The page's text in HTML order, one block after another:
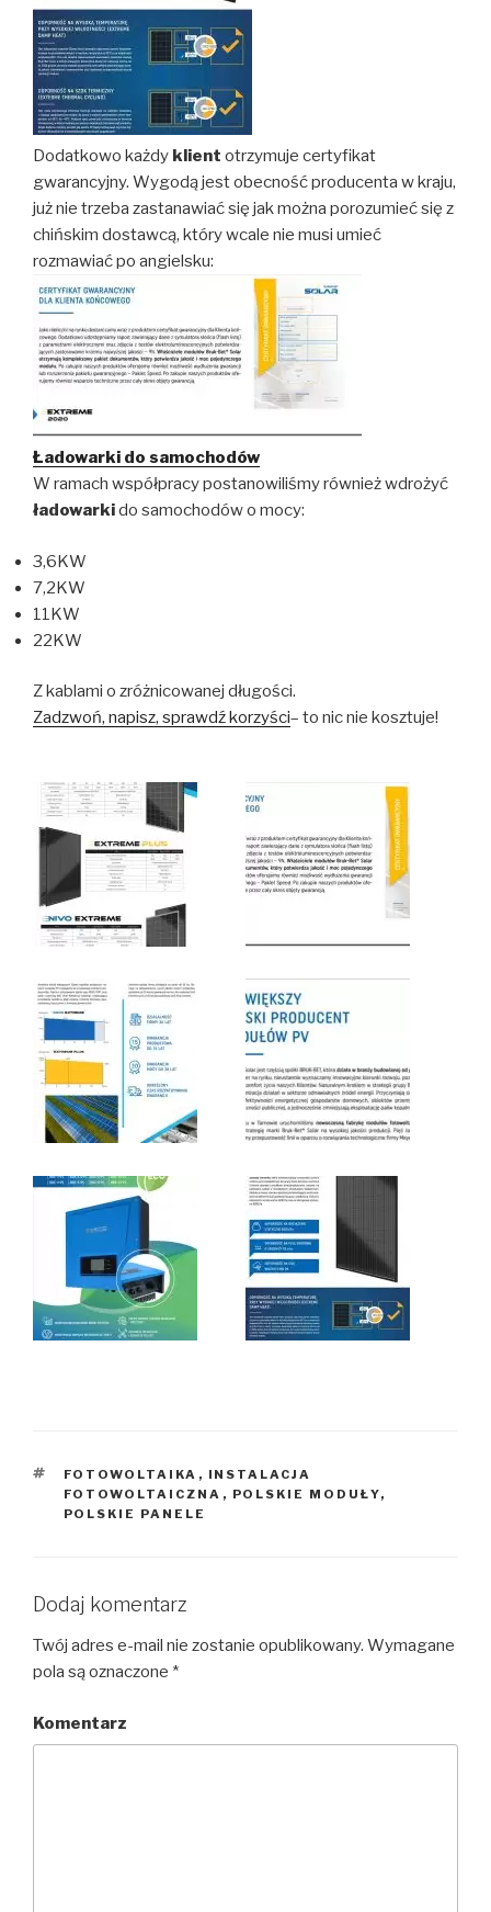
Dodatkowo każdy klient otrzymuje certyfikat
gwarancyjny. Wygodą jest obecność producenta w kraju,
już nie trzeba zastanawiać się jak można porozumieć się z
chińskim dostawcą, który wcale nie musi umieć
rozmawiać po angielsku:
Ładowarki do samochodów
W ramach współpracy postanowiliśmy również wdrożyć
ładowarkido samochodów o mocy:
3,6KW
7,2KW
11KW
22KW
Z kablami o zróżnicowanej długości.
Zadzwoń, napisz, sprawdź korzyści– to nic nie kosztuje!
FOTOWOLTAIKA , INSTALACJA
FOTOWOLTAICZNA , POLSKIE MODUŁY,
POLSKIE PANELE
Dodaj komentarz
Twój adres e-mail nie zostanie opublikowany. Wymagane
pola są oznaczone *
Komentarz